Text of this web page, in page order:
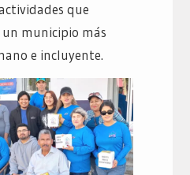
que
municipio más
e incluyente.